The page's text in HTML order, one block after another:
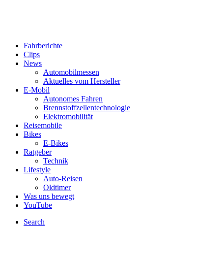
Fahrberichte
Clips
News
Automobilmessen
Aktuelles vom Hersteller
E-Mobil
Autonomes Fahren
Brennstoffzellentechnologie
Elektromobilität
Reisemobile
Bikes
E-Bikes
Ratgeber
Technik
Lifestyle
Auto-Reisen
Oldtimer
Was uns bewegt
YouTube
Search